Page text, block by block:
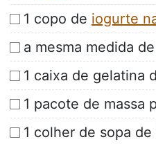
1 copo de iogurte
a mesma medida
1 caixa de gelatina
1 pacote de massa
1 colher de sopa